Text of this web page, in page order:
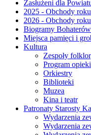
Zasłużeni dla
2025 - Obchody
2026 - Obchody
Biogramy
Miejsca pamięci i
Kultura
Zespoły
Program
Orkiestry
Biblioteki
Muzea
Kina i teatr
Patronaty Starosty
Wydarzenia
Wydarzenia